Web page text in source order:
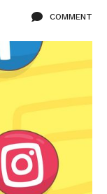
COMMENT